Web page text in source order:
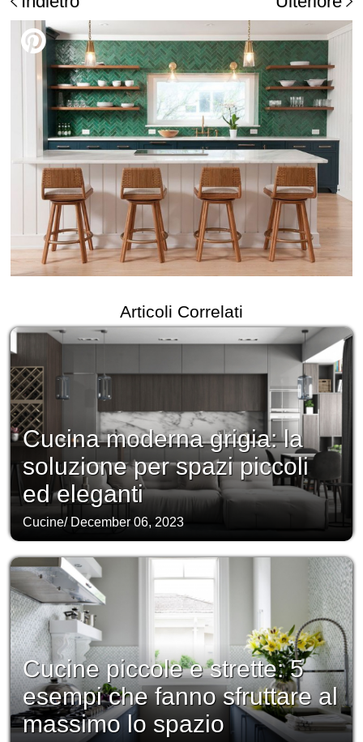
Articoli Correlati
Cucina moderna grigia: la
soluzione per spazi piccoli
ed eleganti
Cucine/ December 06, 2023
Cucine piccole e strette: 5
esempi che fanno sfruttare al
massimo lo spazio